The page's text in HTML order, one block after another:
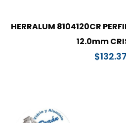
HERRALUM 8104120CR
12.0mm
$132.37